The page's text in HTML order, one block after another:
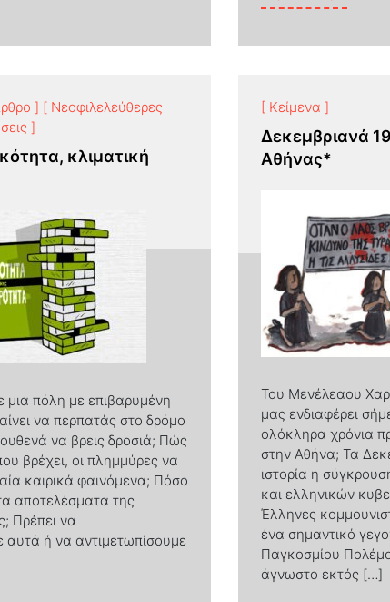
] [ Νεοφιλελεύθερες
]
κλιματική
μια πόλη με επιβαρυμένη
να περπατάς στο δρόμο
να βρεις δροσιά; Πώς
βρέχει, οι πλημμύρες να
καιρικά φαινόμενα; Πόσο
αποτελέσματα της
Πρέπει να
ή να αντιμετωπίσουμε
[ Κείμενα ]
Δεκεμβριανά
Αθήνας*
Του Μενέλεαου
μας ενδιαφέρει
ολόκληρα χρόνια
στην Αθήνα; Τα
ιστορία η
και ελληνικών
Έλληνες
ένα σημαντικό
Παγκοσμίου
άγνωστο εκτός […]